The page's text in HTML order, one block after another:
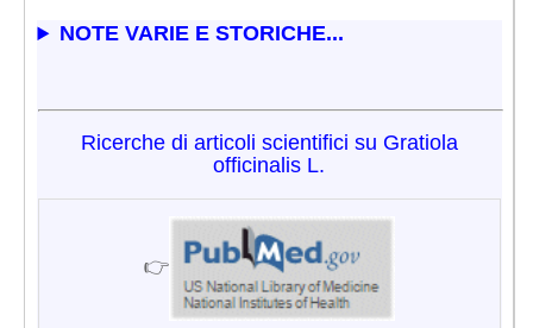
NOTE VARIE E STORICHE...
Ricerche di articoli scientifici su Gratiola
officinalis L.
👉